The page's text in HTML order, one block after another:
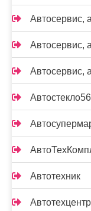
Автосервис,
Автосервис,
Автосервис,
Автостекло56
Автотехник
Автотехцентр